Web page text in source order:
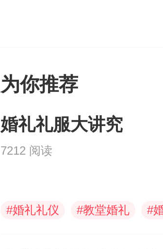
为你推荐
婚礼礼服大讲究
7212 阅读
#婚礼礼仪 #教堂婚礼 #